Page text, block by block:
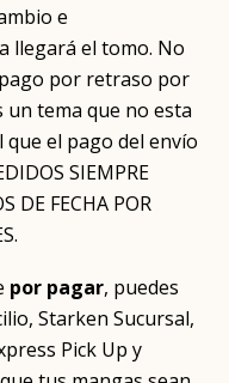
e
llegará el tomo. No
por retraso por
un tema que no esta
el pago del envío
SIEMPRE
DE FECHA POR
por pagar, puedes
Starken Sucursal,
Pick Up y